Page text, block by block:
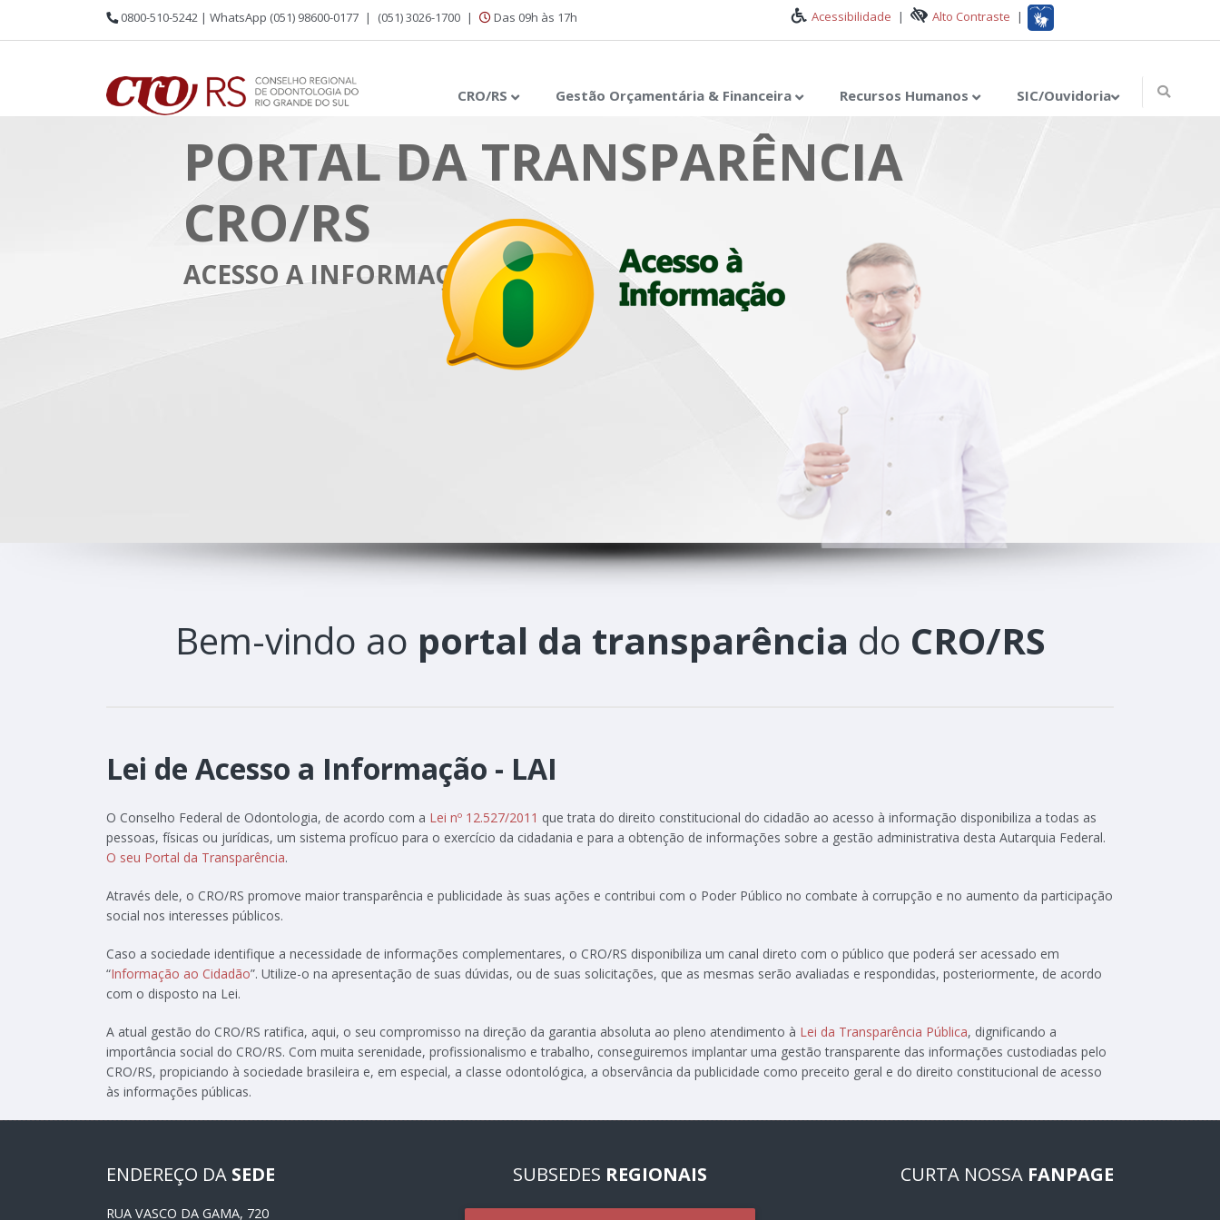
0800-510-5242 | WhatsApp (051) 98600-0177 | (051) 3026-1700 | Das 09h às 17h Acessibilidade | Alto Contraste |
CRO/RS Gestão Orçamentária & Financeira Recursos Humanos SIC/Ouvidoria
PORTAL DA TRANSPARÊNCIA
CRO/RS
ACESSO A INFORMAÇÃO
Bem-vindo ao portal da transparência do CRO/RS
Lei de Acesso a Informação - LAI
O Conselho Federal de Odontologia, de acordo com a Lei nº 12.527/2011 que trata do direito constitucional do cidadão ao acesso à informação disponibiliza a todas as
pessoas, físicas ou jurídicas, um sistema profícuo para o exercício da cidadania e para a obtenção de informações sobre a gestão administrativa desta Autarquia Federal.
O seu Portal da Transparência.
Através dele, o CRO/RS promove maior transparência e publicidade às suas ações e contribui com o Poder Público no combate à corrupção e no aumento da participação
social nos interesses públicos.
Caso a sociedade identifique a necessidade de informações complementares, o CRO/RS disponibiliza um canal direto com o público que poderá ser acessado em
“Informação ao Cidadão”. Utilize-o na apresentação de suas dúvidas, ou de suas solicitações, que as mesmas serão avaliadas e respondidas, posteriormente, de acordo
com o disposto na Lei.
A atual gestão do CRO/RS ratifica, aqui, o seu compromisso na direção da garantia absoluta ao pleno atendimento à Lei da Transparência Pública, dignificando a
importância social do CRO/RS. Com muita serenidade, profissionalismo e trabalho, conseguiremos implantar uma gestão transparente das informações custodiadas pelo
CRO/RS, propiciando à sociedade brasileira e, em especial, a classe odontológica, a observância da publicidade como preceito geral e do direito constitucional de acesso
às informações públicas.
ENDEREÇO DA SEDE
RUA VASCO DA GAMA, 720
SUBSEDES REGIONAIS CURTA NOSSA FANPAGE